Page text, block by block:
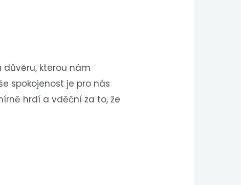
kterou nám
spokojenost je pro nás
hrdí a vděční za to, že